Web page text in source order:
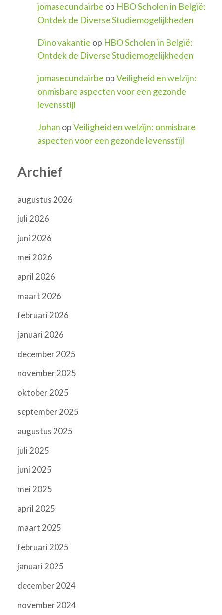
jomasecundairbe op HBO Scholen in België:
Ontdek de Diverse Studiemogelijkheden
Dino vakantie op HBO Scholen in België:
Ontdek de Diverse Studiemogelijkheden
jomasecundairbe opVeiligheid en welzijn:
onmisbare aspecten voor een gezonde
levensstijl
Johan opVeiligheid en welzijn: onmisbare
aspecten voor een gezonde levensstijl
Archief
augustus 2026
juli 2026
juni 2026
mei 2026
april 2026
maart 2026
februari 2026
januari 2026
december 2025
november 2025
oktober 2025
september 2025
augustus 2025
juli 2025
juni 2025
mei 2025
april 2025
maart 2025
februari 2025
januari 2025
december 2024
november 2024